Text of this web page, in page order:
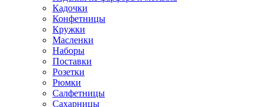
Кадочки
Конфетницы
Кружки
Масленки
Наборы
Поставки
Розетки
Рюмки
Салфетницы
Сахарницы